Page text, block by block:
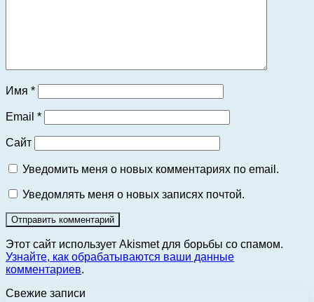
Имя *
Email *
Сайт
Уведомить меня о новых комментариях по email.
Уведомлять меня о новых записях почтой.
Этот сайт использует Akismet для борьбы со спамом.
Узнайте, как обрабатываются ваши данные
комментариев.
Свежие записи